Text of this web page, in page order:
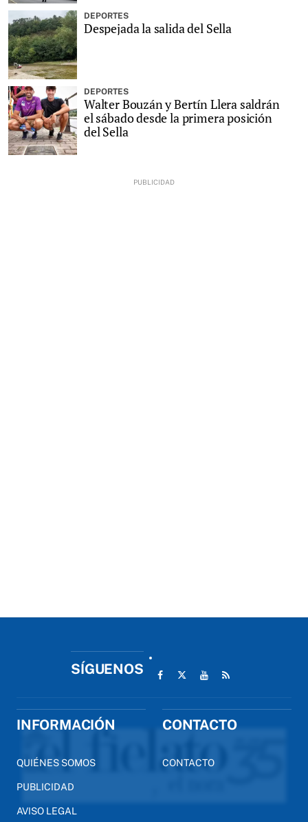
DEPORTES
Despejada la salida del Sella
DEPORTES
Walter Bouzán y Bertín Llera saldrán
el sábado desde la primera posición
del Sella
SÍGUENOS
INFORMACIÓN
QUIÉNES SOMOS
PUBLICIDAD
AVISO LEGAL
CONTACTO
CONTACTO